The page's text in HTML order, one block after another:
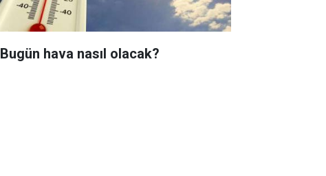
Bugün hava nasıl olacak?